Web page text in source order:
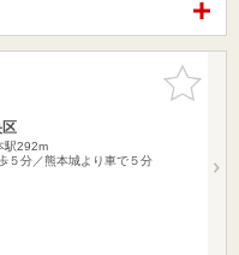
お気に入
りに追加
区
駅292m
５分／熊本城より車で５分